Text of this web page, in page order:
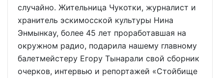
случайно. Жительница Чукотки, журналист и
хранитель эскимосской культуры Нина
Энмынкау, более 45 лет проработавшая на
окружном радио, подарила нашему главному
балетмейстеру Егору Тынарали свой сборник
очерков, интервью и репортажей «Стойбище